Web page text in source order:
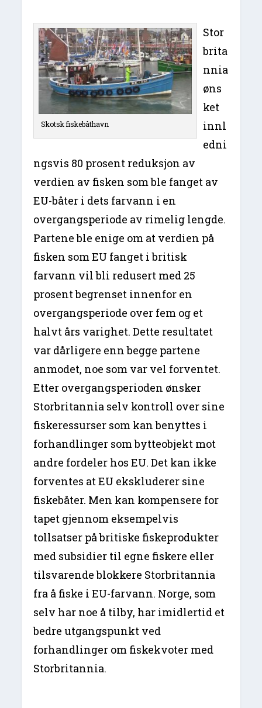
Skotsk fiskebåthavn
Stor
brita
nnia
øns
ket
innl
edni
ngsvis 80 prosent reduksjon av
verdien av fisken som ble fanget av
EU-båter i dets farvann i en
overgangsperiode av rimelig lengde.
Partene ble enige om at verdien på
fisken som EU fanget i britisk
farvann vil bli redusert med 25
prosent begrenset innenfor en
overgangsperiode over fem og et
halvt års varighet. Dette resultatet
var dårligere enn begge partene
anmodet, noe som var vel forventet.
Etter overgangsperioden ønsker
Storbritannia selv kontroll over sine
fiskeressurser som kan benyttes i
forhandlinger som bytteobjekt mot
andre fordeler hos EU. Det kan ikke
forventes at EU ekskluderer sine
fiskebåter. Men kan kompensere for
tapet gjennom eksempelvis
tollsatser på britiske fiskeprodukter
med subsidier til egne fiskere eller
tilsvarende blokkere Storbritannia
fra å fiske i EU-farvann. Norge, som
selv har noe å tilby, har imidlertid et
bedre utgangspunkt ved
forhandlinger om fiskekvoter med
Storbritannia.